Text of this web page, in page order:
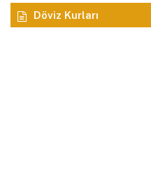
Döviz Kurları